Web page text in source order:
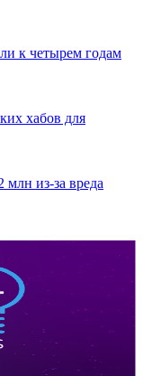
к четырем годам
хабов для
из-за вреда